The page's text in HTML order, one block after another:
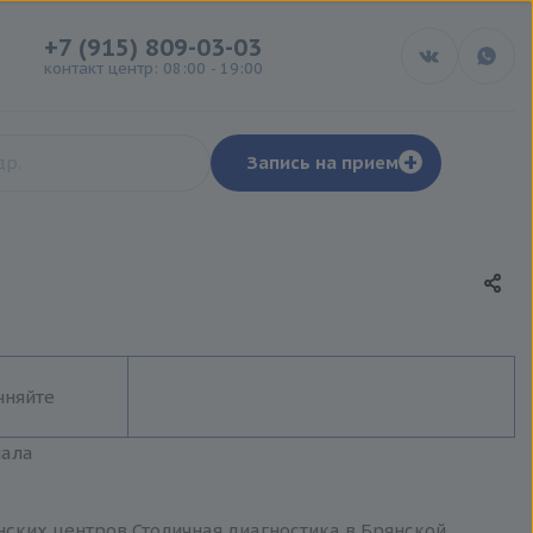
+7 (915) 809-03-03
контакт центр: 08:00 - 19:00
Запись на прием +